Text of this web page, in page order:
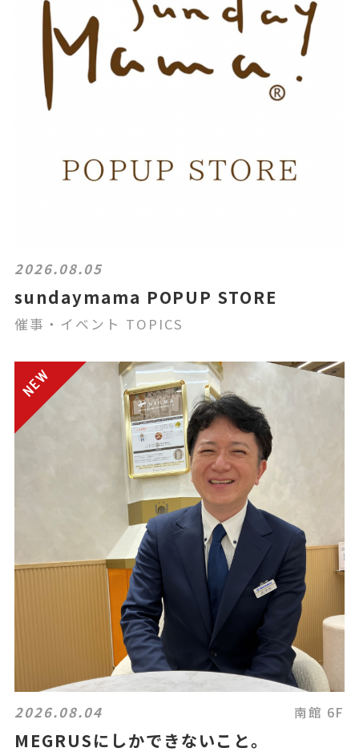
2026.08.05
sundaymama POPUP STORE
催事・イベント TOPICS
2026.08.04 南館 6F
MEGRUSにしかできないこと。